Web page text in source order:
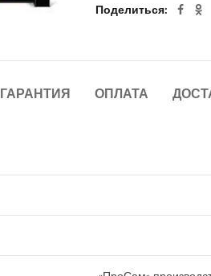
Поделиться
ГАРАНТИЯ ОПЛАТА